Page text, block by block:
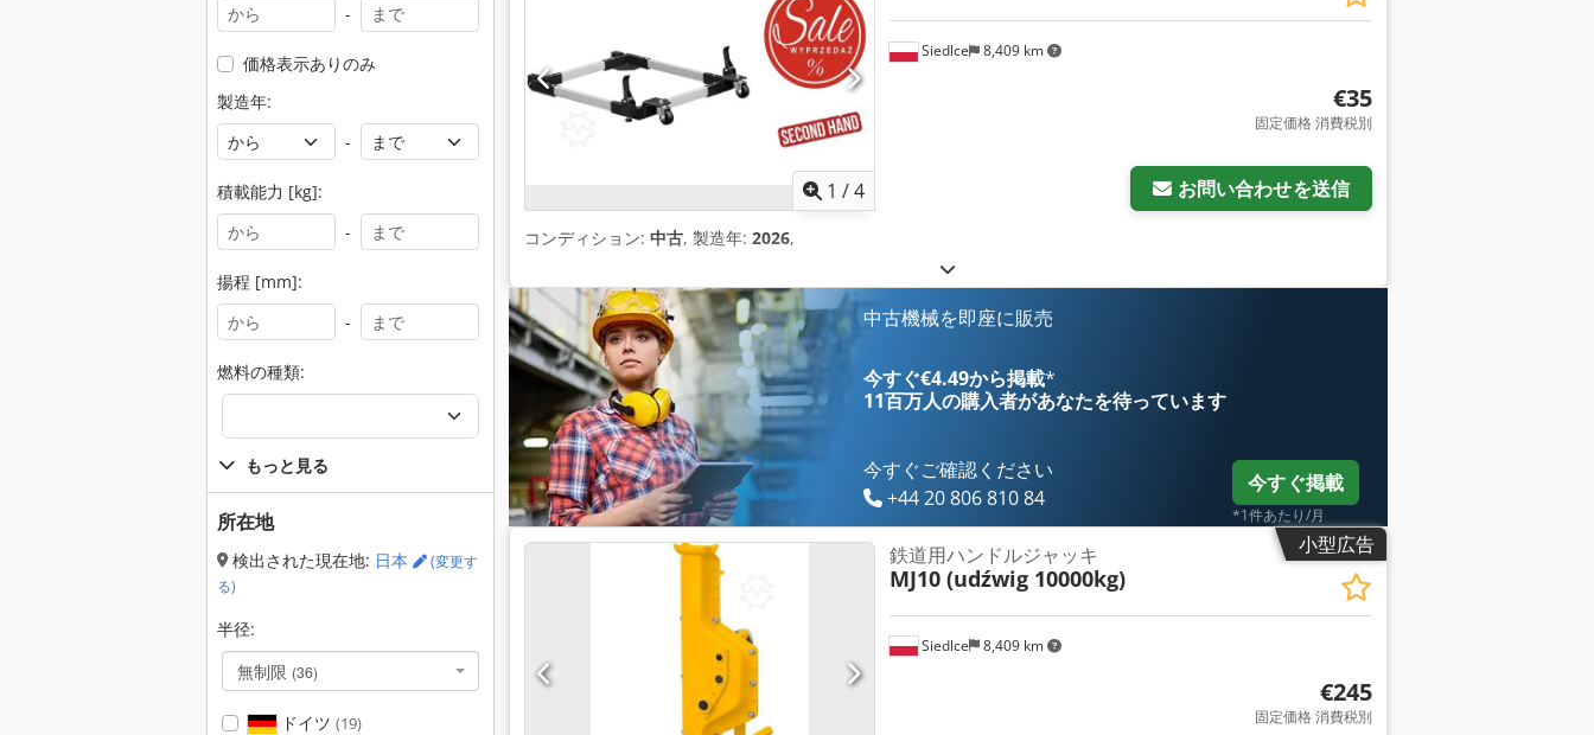
-
価格表示ありのみ
製造年:
-
積載能力 [kg]:
-
揚程 [mm]:
-
燃料の種類:
もっと見る
所在地
検出された現在地: 日本
(変更す
る)
半径:
無制限 (36)
ドイツ (19)
1 /4
Siedlce 8,409 km
€35
固定価格 消費税別
お問い合わせを送信
コンディション: 中古, 製造年: 2026,
中古機械を即座に販売
今すぐ€4.49から掲載*
11百万人の購入者があなたを待っています
今すぐご確認ください
+44 20 806 810 84
今すぐ掲載
*1件あたり/月
小型広告
Siedlce 8,409 km
鉄道用ハンドルジャッキ
MJ10 (udźwig 10000kg)
€245
固定価格 消費税別